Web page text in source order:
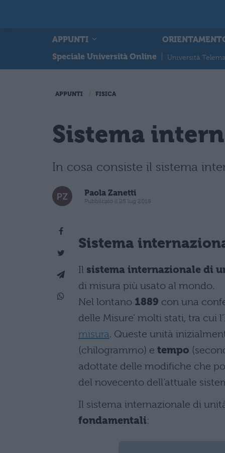
APPUNTI
Speciale Università Online
Università
APPUNTI FISICA
Sistema
In cosa consiste il sistema
Paola Zanetti
Pubblicato il 25 lug 2018
Sistema
Il sistema internazionale di
di misura più usato al mondo.
Nel lontano 1889 con una
delle Misure’ molti stati, tra cui
misura. Queste unità
(chilogrammo) e tempo
adottate delle modifiche che
del novecento dell’attuale
Il sistema internazionale di
fondamentali: